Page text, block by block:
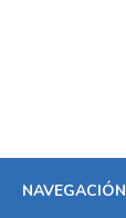
NAVEGACIÓN